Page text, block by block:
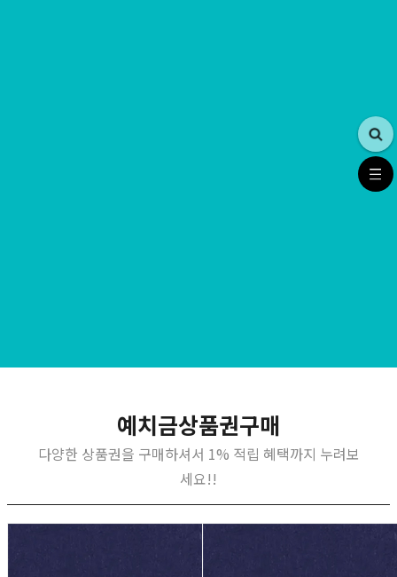
예치금상품권구매
다양한 상품권을 구매하셔서 1% 적립 혜택까지 누려보
세요!!